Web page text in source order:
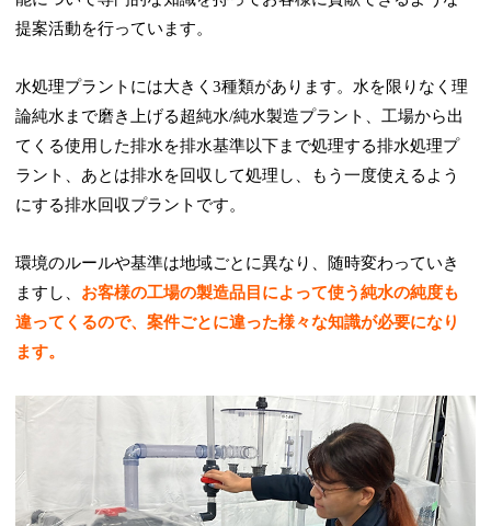
提案活動を行っています。
水処理プラントには大きく3種類があります。水を限りなく理
論純水まで磨き上げる超純水/純水製造プラント、工場から出
てくる使用した排水を排水基準以下まで処理する排水処理プ
ラント、あとは排水を回収して処理し、もう一度使えるよう
にする排水回収プラントです。
環境のルールや基準は地域ごとに異なり、随時変わっていき
ますし、 お客様の工場の製造品目によって使う純水の純度も
違ってくるので、案件ごとに違った様々な知識が必要になり
ます。